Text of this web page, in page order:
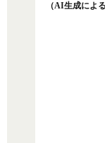
（AI生成による